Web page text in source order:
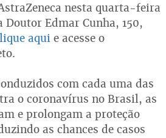
nesta quarta-feira
Doutor Edmar Cunha, 150,
aqui e acesse o
com cada uma das
o coronavírus no Brasil, as
e prolongam a proteção
as chances de casos